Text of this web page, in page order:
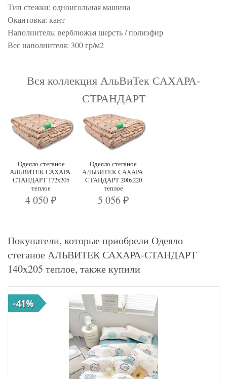
Тип стежки: одноигольная машина
Окантовка: кант
Наполнитель: верблюжья шерсть / полиэфир
Вес наполнителя: 300 гр/м2
Вся коллекция АльВиТек САХАРА-
СТРАНДАРТ
Одеяло стеганое
АЛЬВИТЕК САХАРА-
СТАНДАРТ 172x205
теплое
4 050₽
Одеяло стеганое
АЛЬВИТЕК САХАРА-
СТАНДАРТ 200x220
теплое
5 056 ₽
Покупатели, которые приобрели Одеяло
стеганое АЛЬВИТЕК САХАРА-СТАНДАРТ
140x205 теплое, также купили
-41%